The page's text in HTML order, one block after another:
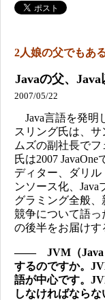
2人娘の父でもあ
Javaの父、
2007/05/22
Java言語を発明
スリング氏は、
ムズの副社長で
氏は2007
ディター、ダリル
ンソース化、
グラミング全般
競争について語
の後半をお届けす
―― JVM（Java
するのですか。
語が中心です。
しなければなら